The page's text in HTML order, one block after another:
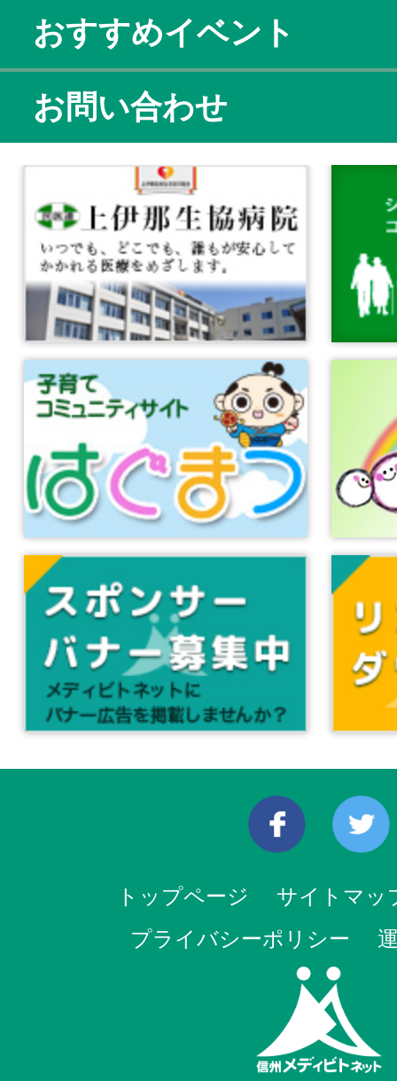
おすすめイベント
お問い合わせ
トップページ
サイトマッ
プライバシーポリシー